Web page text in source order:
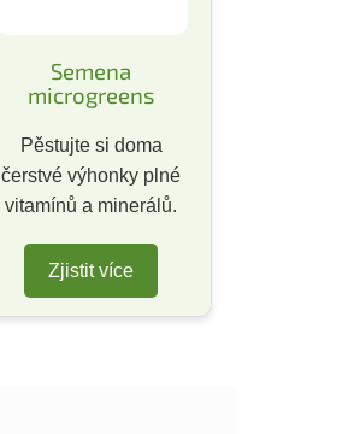
Semena
microgreens
Pěstujte si doma
čerstvé výhonky plné
vitamínů a minerálů.
Zjistit více